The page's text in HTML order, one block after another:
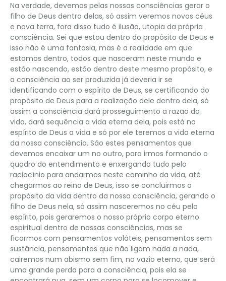
Na verdade, devemos pelas nossas consciências gerar o
filho de Deus dentro delas, só assim veremos novos céus
e nova terra, fora disso tudo é ilusão, utopia da própria
consciência. Sei que estou dentro do propósito de Deus e
isso não é uma fantasia, mas é a realidade em que
estamos dentro, todos que nasceram neste mundo e
estão nascendo, estão dentro deste mesmo propósito, e
a consciência ao ser produzida já deveria ir se
identificando com o espírito de Deus, se certificando do
propósito de Deus para a realização dele dentro dela, só
assim a consciência dará prosseguimento a razão da
vida, dará sequência a vida eterna dela, pois está no
espírito de Deus a vida e só por ele teremos a vida eterna
da nossa consciência. São estes pensamentos que
devemos encaixar um no outro, para irmos formando o
quadro do entendimento e enxergando tudo pelo
raciocínio para andarmos neste caminho da vida, até
chegarmos ao reino de Deus, isso se concluirmos o
propósito da vida dentro da nossa consciência, gerando o
filho de Deus nela, só assim nasceremos no céu pelo
espírito, pois geraremos o nosso próprio corpo eterno
espiritual dentro de nossas consciências, mas se
ficarmos com pensamentos voláteis, pensamentos sem
sustância, pensamentos que não ligam nada a nada,
cairemos num abismo sem fim, no vazio eterno, que será
uma grande perda para a consciência, pois ela se